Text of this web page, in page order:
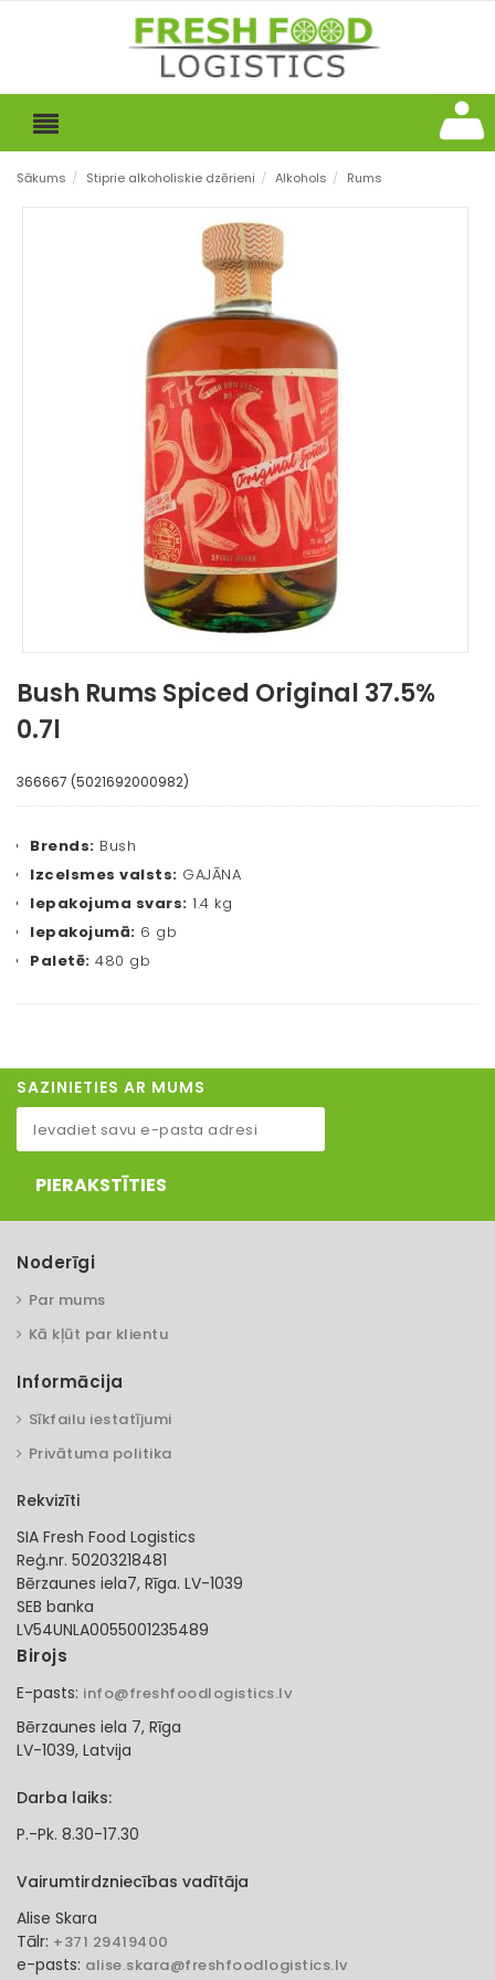
Sākums / Stiprie alkoholiskie dzērieni / Alkohols / Rums
Bush Rums Spiced Original 37.5%
0.7l
366667 (5021692000982)
Brends: Bush
Izcelsmes valsts: GAJĀNA
Iepakojuma svars: 1.4 kg
Iepakojumā: 6 gb
Paletē: 480 gb
SAZINIETIES AR MUMS
PIERAKSTĪTIES
Noderīgi
Par mums
Kā kļūt par klientu
Informācija
Sīkfailu iestatījumi
Privātuma politika
Rekvizīti
SIA Fresh Food Logistics
Reģ.nr. 50203218481
Bērzaunes iela7, Rīga. LV-1039
SEB banka
LV54UNLA0055001235489
Birojs
E-pasts: info@freshfoodlogistics.lv
Bērzaunes iela 7, Rīga
LV-1039, Latvija
Darba laiks:
P.-Pk. 8.30-17.30
Vairumtirdzniecības vadītāja
Alise Skara
Tālr: +371 29419400
e-pasts: alise.skara@freshfoodlogistics.lv